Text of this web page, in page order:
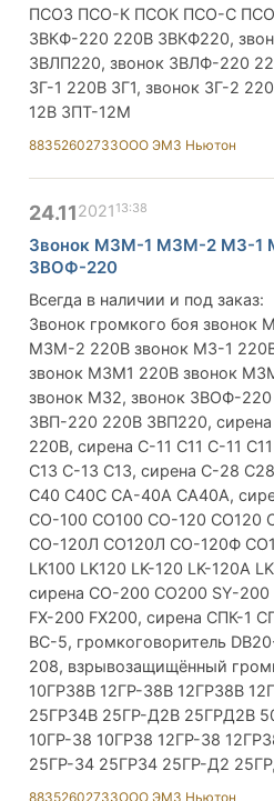
ПСО3 ПСО-К ПСОК ПСО-С
ЗВКФ-220 220В ЗВКФ220,
ЗВЛП220, звонок ЗВЛФ-220
ЗГ-1 220В ЗГ1, звонок ЗГ-2
12В ЗПТ-12М
88352602733ООО ЭМЗ Ньютон
24.112021 13:38
Звонок МЗМ-1 МЗМ-2 МЗ-1
ЗВОФ-220
Всегда в наличии и под заказ:
Звонок громкого боя звонок
МЗМ-2 220В звонок МЗ-1
звонок МЗМ1 220В звонок
звонок МЗ2, звонок ЗВОФ-
ЗВП-220 220В ЗВП220,
220В, сирена С-11 С11 C-11
С13 C-13 C13, сирена С-28
С40 С40С СА-40А СА40А,
СО-100 СО100 СО-120 СО120
СО-120Л СО120Л СО-120Ф
LK100 LK120 LK-120 LK-120A
сирена СО-200 СО200 SY-200
FX-200 FX200, сирена СПК-1
ВС-5, громкоговоритель
208, взрывозащищённый
10ГР38В 12ГР-38В 12ГР38В
25ГР34В 25ГР-Д2В 25ГРД2В
10ГР-38 10ГР38 12ГР-38
25ГР-34 25ГР34 25ГР-Д2
88352602733ООО ЭМЗ Ньютон